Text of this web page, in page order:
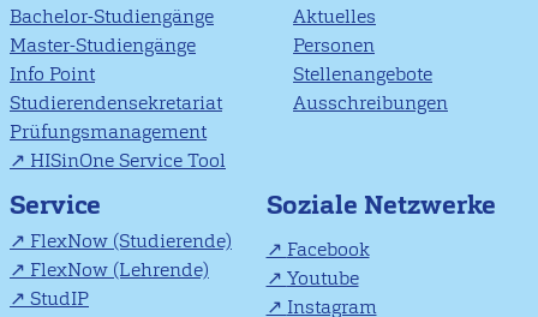
Bachelor-Studiengänge
Master-Studiengänge
Info Point
Studierendensekretariat
Prüfungsmanagement
HISinOne Service Tool
Aktuelles
Personen
Stellenangebote
Ausschreibungen
Service
FlexNow (Studierende)
FlexNow (Lehrende)
StudIP
Soziale Netzwerke
Facebook
Youtube
Instagram